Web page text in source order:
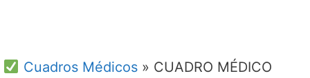
Cuadros Médicos» CUADRO MÉDICO